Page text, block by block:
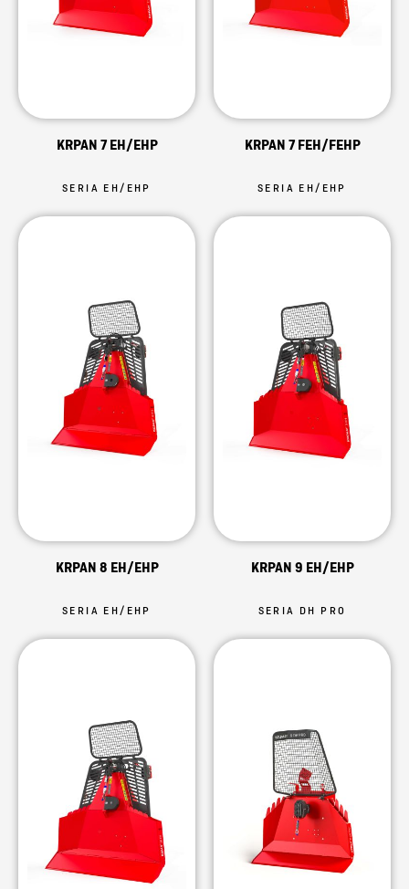
KRPAN 7 EH/EHP KRPAN 7 FEH/FEHP
SERIA EH/EHP
KRPAN 8 EH/EHP
SERIA EH/EHP
KRPAN 9 EH/EHP
SERIA EH/EHP SERIA DH PRO